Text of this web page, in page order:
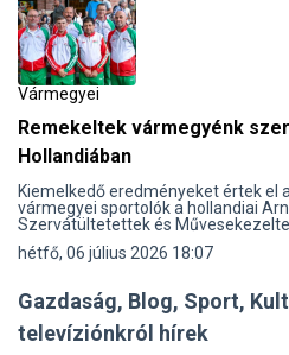
Vármegyei
Remekeltek vármegyénk
Hollandiában
Kiemelkedő eredményeket értek el
vármegyei sportolók a hollandiai
Szervátültetettek és
hétfő, 06 július 2026 18:07
Gazdaság, Blog, Sport,
televíziónkról hírek